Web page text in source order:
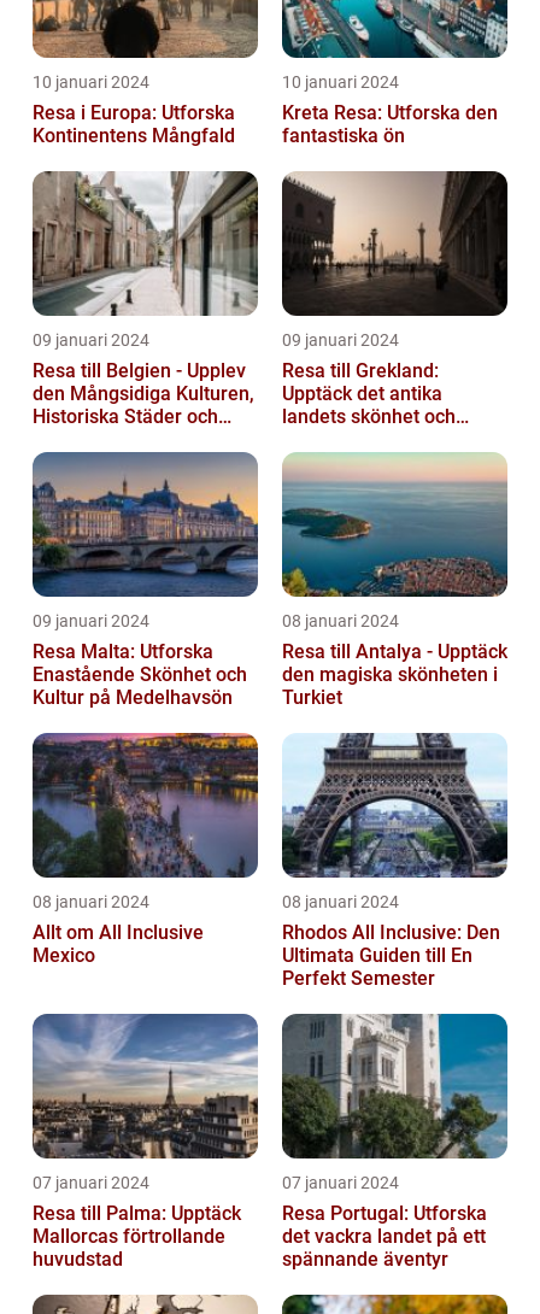
10 januari 2024
Resa i Europa: Utforska
Kontinentens Mångfald
10 januari 2024
Kreta Resa: Utforska den
fantastiska ön
09 januari 2024
Resa till Belgien - Upplev
den Mångsidiga Kulturen,
Historiska Städer och
09 januari 2024
Resa till Grekland:
Upptäck det antika
landets skönhet och
09 januari 2024
Resa Malta: Utforska
Enastående Skönhet och
Kultur på Medelhavsön
08 januari 2024
Resa till Antalya - Upptäck
den magiska skönheten i
Turkiet
08 januari 2024
Allt om All Inclusive
Mexico
08 januari 2024
Rhodos All Inclusive: Den
Ultimata Guiden till En
Perfekt Semester
07 januari 2024
Resa till Palma: Upptäck
Mallorcas förtrollande
huvudstad
07 januari 2024
Resa Portugal: Utforska
det vackra landet på ett
spännande äventyr